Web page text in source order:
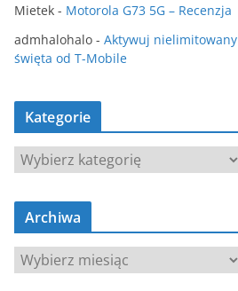
Mietek - Motorola G73 5G – Recenzja
admhalohalo - Aktywuj
święta od T-Mobile
Kategorie
K
a
t
g
Archiwa
A
r